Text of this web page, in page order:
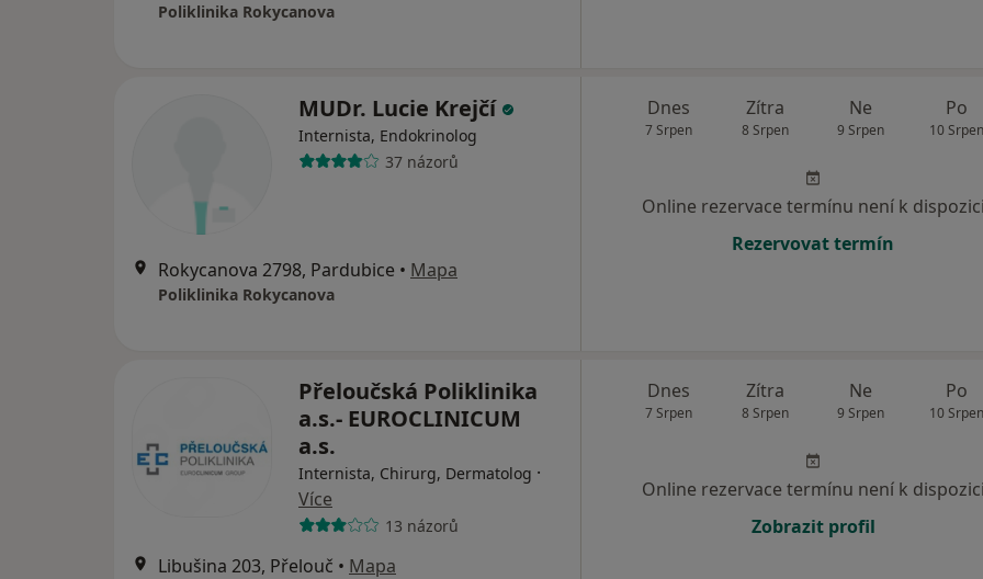
Poliklinika Rokycanova
MUDr. Lucie Krejčí
Internista, Endokrinolog
37 názorů
Rokycanova 2798, Pardubice • Mapa
Poliklinika Rokycanova
Dnes
7 Srpen
Zítra
8 Srpen
Ne
9 Srpen
Po
10 Srpen
Online rezervace termínu není k dispozici
Rezervovat termín
Přeloučská Poliklinika
a.s.- EUROCLINICUM
a.s.
Internista, Chirurg, Dermatolog ·
Více
13 názorů
Libušina 203, Přelouč • Mapa
Dnes
7 Srpen
Zítra
8 Srpen
Ne
9 Srpen
Po
10 Srpen
Online rezervace termínu není k dispozici
Zobrazit profil